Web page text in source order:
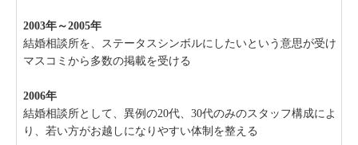
2003年～2005年
結婚相談所を、ステータスシンボルにしたいという意思が受け
マスコミから多数の掲載を受ける
2006年
結婚相談所として、異例の20代、30代のみのスタッフ構成によ
り、若い方がお越しになりやすい体制を整える